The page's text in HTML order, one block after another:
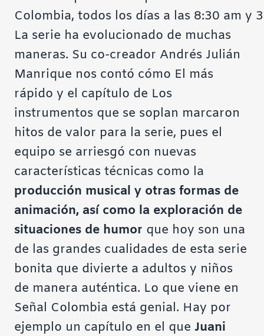
Colombia, todos los días a las 8:30 am y
La serie ha evolucionado de muchas
maneras. Su co-creador Andrés Julián
Manrique nos contó cómo El más
rápido y el capítulo de Los
instrumentos que se soplan marcaron
hitos de valor para la serie, pues el
equipo se arriesgó con nuevas
características técnicas como la
producción musical y otras formas de
animación, así como la exploración de
situaciones de humor que hoy son una
de las grandes cualidades de esta serie
bonita que divierte a adultos y niños
de manera auténtica. Lo que viene en
Señal Colombia está genial. Hay por
ejemplo un capítulo en el que Juani